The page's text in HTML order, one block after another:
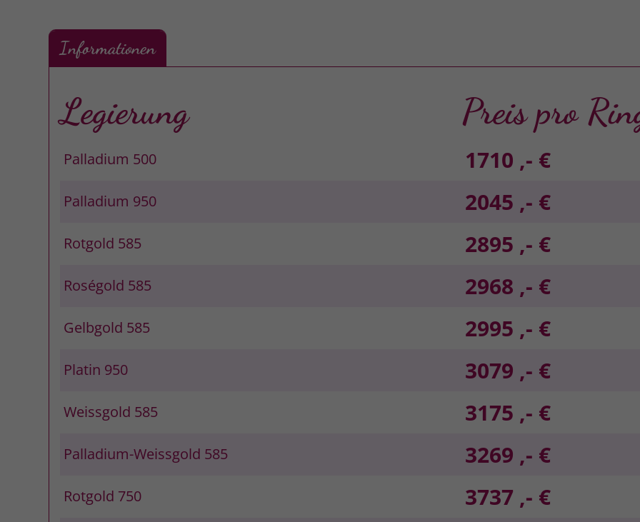
Informationen
Legierung Preis pro
Palladium 500 1710 ,- €
Palladium 950 2045 ,- €
Rotgold 585 2895 ,- €
Roségold 585 2968 ,- €
Gelbgold 585 2995 ,- €
Platin 950 3079 ,- €
Weissgold 585 3175 ,- €
Palladium-Weissgold 585 3269 ,- €
Rotgold 750 3737 ,- €